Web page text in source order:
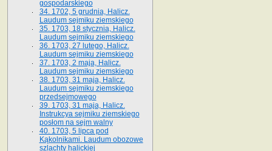
gospodarskiego
34. 1702, 5 grudnia, Halicz.
Laudum sejmiku ziemskiego
35. 1703, 18 stycznia, Halicz.
Laudum sejmiku ziemskiego
36. 1703, 27 lutego, Halicz.
Laudum sejmiku ziemskiego
37. 1703, 2 maja, Halicz.
Laudum sejmiku ziemskiego
38. 1703, 31 maja, Halicz.
Laudum sejmiku ziemskiego
przedsejmowego
39. 1703, 31 maja, Halicz.
Instrukcya sejmiku ziemskiego
posłom na sejm walny
40. 1703, 5 lipca pod
Kąkolnikami. Laudum obozowe
szlachty halickiej